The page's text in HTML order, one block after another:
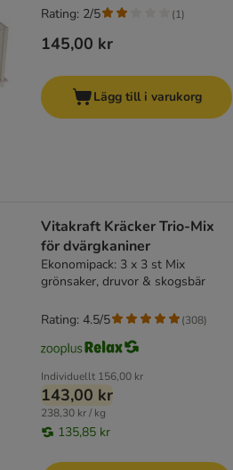
145,00 kr
Rating: 2/5 (1)
Lägg till i varukorg
Vitakraft Kräcker Trio-Mix
för dvärgkaniner
Ekonomipack: 3 x 3 st Mix
grönsaker, druvor & skogsbär
Individuellt 156,00 kr
143,00 kr
238,30 kr / kg
135,85 kr
Rating: 4.5/5 (308)